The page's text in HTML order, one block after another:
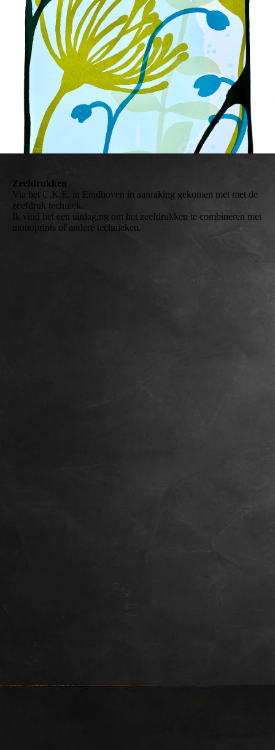
Zeefdrukken
Via het C.K.E. in Eindhoven in aanraking gekomen met met de
zeefdruk techniek.
Ik vind het een uitdaging om het zeefdrukken te combineren met
monoprints of andere technieken.